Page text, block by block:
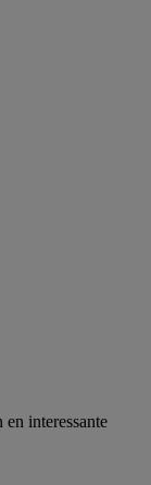
interessante